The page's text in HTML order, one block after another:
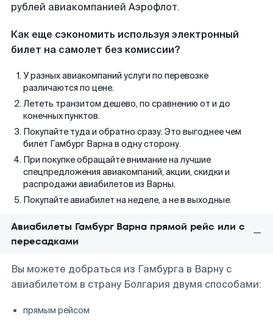
рублей авиакомпанией Аэрофлот.
Как еще сэкономить используя электронный
билет на самолет без комиссии?
У разных авиакомпаний услуги по перевозке
различаются по цене.
Лететь транзитом дешево, по сравнению от и до
конечных пунктов.
Покупайте туда и обратно сразу. Это выгоднее чем
билет Гамбург Варна в одну сторону.
При покупке обращайте внимание на лучшие
спецпредложения авиакомпаний, акции, скидки и
распродажи авиабилетов из Варны.
Покупайте авиабилет на неделе, а не в выходные.
Авиабилеты Гамбург Варна прямой рейс или с
пересадками
Вы можете добраться из Гамбурга в Варну с
авиабилетом в страну Болгария двумя способами:
прямым рейсом